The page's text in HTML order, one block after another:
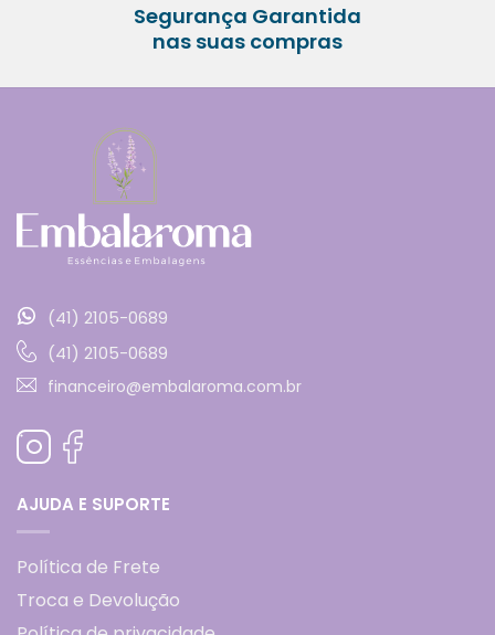
Segurança Garantida
nas suas compras
(41) 2105-0689
(41) 2105-0689
financeiro@embalaroma.com.br
AJUDA E SUPORTE
Política de Frete
Troca e Devolução